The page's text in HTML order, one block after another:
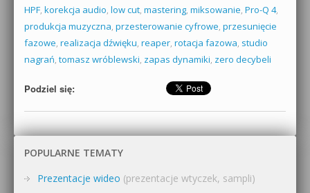
HPF, korekcja audio, low cut, mastering, miksowanie, Pro-Q 4,
produkcja muzyczna, przesterowanie cyfrowe, przesunięcie
fazowe, realizacja dźwięku, reaper, rotacja fazowa, studio
nagrań, tomasz wróblewski, zapas dynamiki, zero decybeli
Podziel się:
POPULARNE TEMATY
Prezentacje wideo (prezentacje wtyczek, sampli)